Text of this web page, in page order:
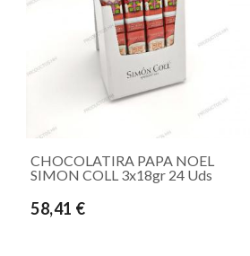
CHOCOLATIRA PAPA NOEL
SIMON COLL 3x18gr 24 Uds
58,41 €